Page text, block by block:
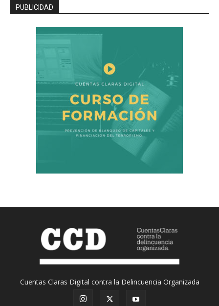
PUBLICIDAD
Cuentas Claras Digital contra la Delincuencia Organizada